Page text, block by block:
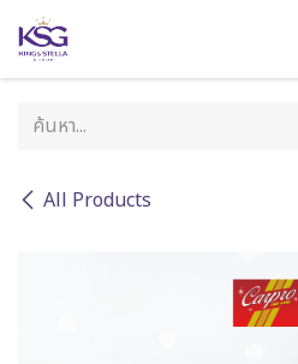
Skip to Content
All Products